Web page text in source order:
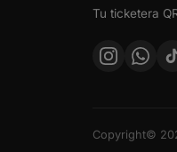
Tu ticketera
Copyright©